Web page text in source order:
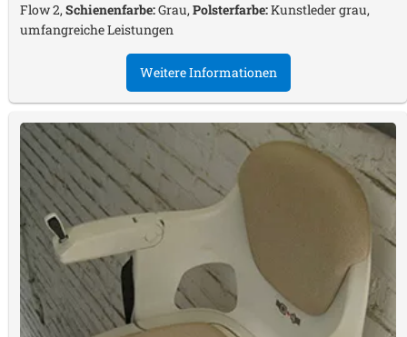
Flow 2,Schienenfarbe:Grau,Polsterfarbe:Kunstleder grau,
umfangreiche Leistungen
Weitere Informationen